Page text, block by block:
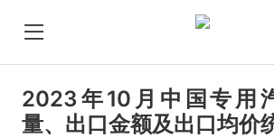
2023年10月中国专用
量、出口金额及出口均价